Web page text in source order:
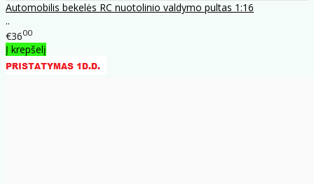
Automobilis bekelės RC nuotolinio valdymo pultas 1:16
..
€3600
Į krepšelį